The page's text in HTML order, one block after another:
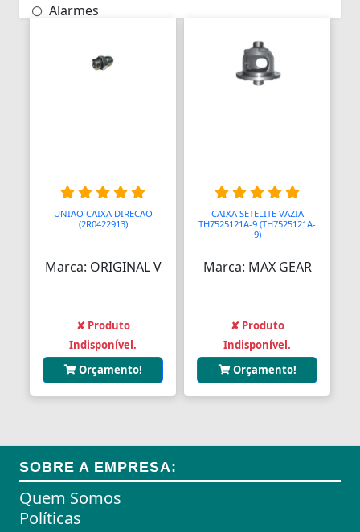
Alarmes
Algemas
Almofadas
Almofadas Térmicas
Alças
Alças
Alças para Banheiro
Amplificadores
Andadores
Aneis para Microblading
UNIAO CAIXA DIRECAO
(2R0422913)
Marca: ORIGINAL V
✘ Produto
Indisponível.
Orçamento!
CAIXA SETELITE VAZIA
TH7525121A-9 (TH7525121A-
9)
Marca: MAX GEAR
✘ Produto
Indisponível.
Orçamento!
SOBRE A EMPRESA:
Quem Somos
Políticas